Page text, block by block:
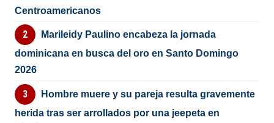
Centroamericanos
Marileidy Paulino encabeza la jornada
dominicana en busca del oro en Santo Domingo
2026
Hombre muere y su pareja resulta gravemente
herida tras ser arrollados por una jeepeta en